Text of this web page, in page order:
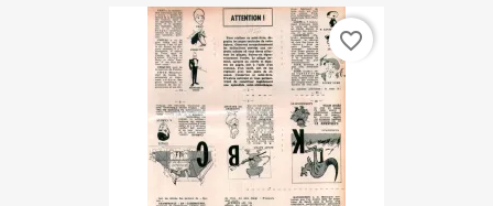
favorite_border